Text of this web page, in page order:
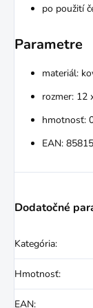
po použití
Parametre
materiál:
rozmer: 12
hmotnosť:
EAN:
Dodatočné
Kategória:
Hmotnosť:
EAN: